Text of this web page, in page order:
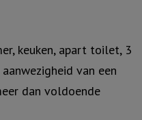
keuken, apart toilet, 3
van een
dan voldoende